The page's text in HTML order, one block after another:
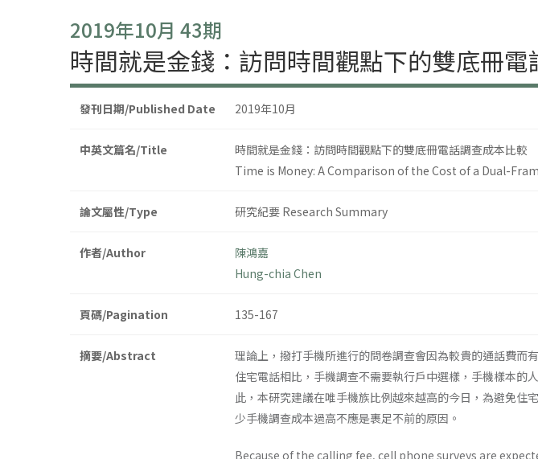
2019年10月 43期
時間就是金錢：訪問時間觀點下的雙底冊
發刊日期/Published Date 2019年10月
中英文篇名/Title
時間就是金錢：訪問時間觀點下的雙底冊電話調查成本比較
Time is Money: A Comparison of the Cost of a Dual-
論文屬性/Type 研究紀要 Research Summary
作者/Author
陳鴻嘉
Hung-chia Chen
頁碼/Pagination 135-167
摘要/Abstract
理論上，撥打手機所進行的問卷調查會因為較貴的通話費而
住宅電話相比，手機調查不需要執行戶中選樣，手機樣本的
此，本研究建議在唯手機族比例越來越高的今日，為避免
少手機調查成本過高不應是裹足不前的原因。
Because of the calling fee, cell phone surveys are